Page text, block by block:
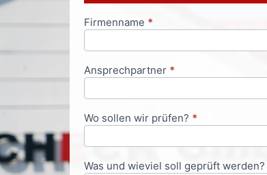
Anfrageformular
Firmenname *
Ansprechpartner *
Wo sollen wir prüfen? *
Was und wieviel soll geprüft werden?